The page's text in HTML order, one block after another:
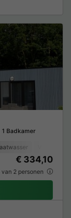
1 Badkamer
€ 334,10
2 personen